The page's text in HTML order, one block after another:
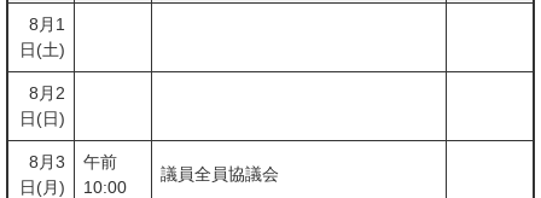
8月1
日(土)
8月2
日(日)
8月3
日(月)
午前
10:00
議員全員協議会